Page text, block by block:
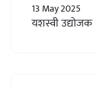
13 May 2025
यशस्वी उद्योजक